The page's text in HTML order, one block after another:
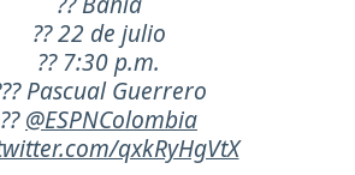
?? 22 de julio
?? 7:30 p.m.
Pascual Guerrero
??@ESPNColombia
qxkRyHgVtX